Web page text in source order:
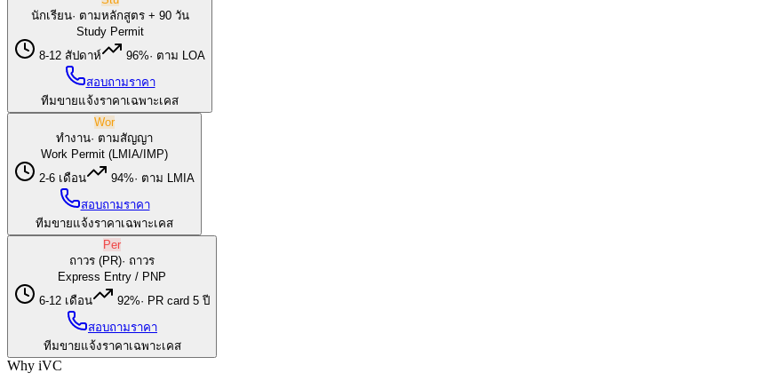
นักเรียน· ตามหลักสูตร + 90 วัน
Study Permit
8-12 สัปดาห์
96%· ตาม LOA
สอบถามราคา
ทีมขายแจ้งราคาเฉพาะเคส
Wor
ทำงาน· ตามสัญญา
Work Permit (LMIA/IMP)
2-6 เดือน
94%· ตาม LMIA
สอบถามราคา
ทีมขายแจ้งราคาเฉพาะเคส
Per
ถาวร (PR)· ถาวร
Express Entry / PNP
6-12 เดือน
92%· PR card 5 ปี
สอบถามราคา
ทีมขายแจ้งราคาเฉพาะเคส
Why iVC